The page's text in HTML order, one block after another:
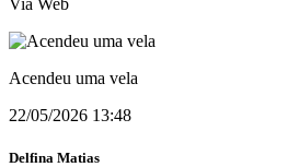
Acendeu uma vela
22/05/2026 13:48
Delfina Matias